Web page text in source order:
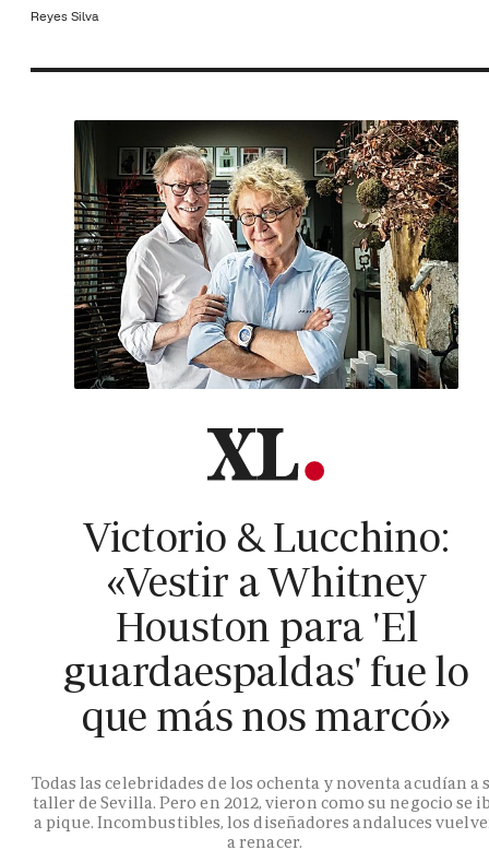
Reyes Silva
Victorio & Lucchino:
«Vestir a Whitney
Houston para 'El
guardaespaldas' fue lo
que más nos marcó»
Todas las celebridades de los ochenta y noventa acudían a
taller de Sevilla. Pero en 2012, vieron como su negocio se
a pique. Incombustibles, los diseñadores andaluces
a renacer.